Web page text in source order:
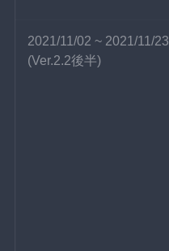
2021/11/02 ~ 2021/11/23
(Ver.2.2後半)